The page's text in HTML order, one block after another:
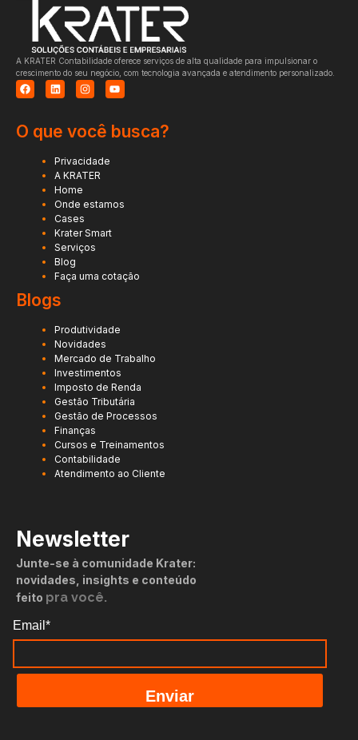
A KRATER Contabilidade oferece serviços de alta qualidade para impulsionar o
crescimento do seu negócio, com tecnologia avançada e atendimento personalizado.
O que você busca?
Privacidade
A KRATER
Home
Onde estamos
Cases
Krater Smart
Serviços
Blog
Faça uma cotação
Blogs
Produtividade
Novidades
Mercado de Trabalho
Investimentos
Imposto de Renda
Gestão Tributária
Gestão de Processos
Finanças
Cursos e Treinamentos
Contabilidade
Atendimento ao Cliente
Newsletter
Junte-se à comunidade Krater:
novidades, insights e conteúdo
feito pra você.
Email*
Enviar